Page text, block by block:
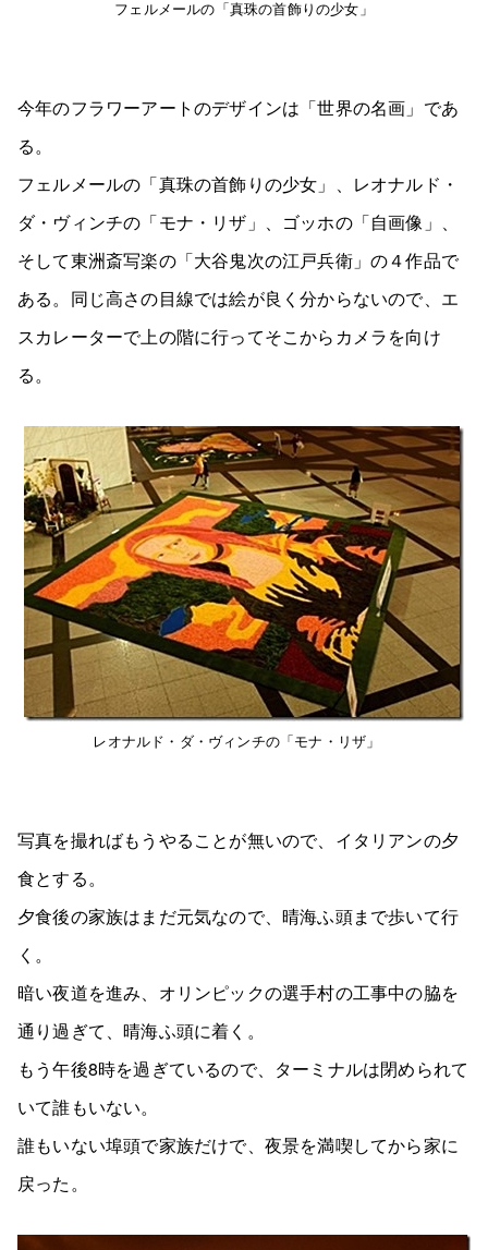
フェルメールの「真珠の首飾りの少女」
今年のフラワーアートのデザインは「世界の名画」であ
る。
フェルメールの「真珠の首飾りの少女」、レオナルド・
ダ・ヴィンチの「モナ・リザ」、ゴッホの「自画像」、
そして東洲斎写楽の「大谷鬼次の江戸兵衛」の４作品で
ある。同じ高さの目線では絵が良く分からないので、エ
スカレーターで上の階に行ってそこからカメラを向け
る。
レオナルド・ダ・ヴィンチの「モナ・リザ」
写真を撮ればもうやることが無いので、イタリアンの夕
食とする。
夕食後の家族はまだ元気なので、晴海ふ頭まで歩いて行
く。
暗い夜道を進み、オリンピックの選手村の工事中の脇を
通り過ぎて、晴海ふ頭に着く。
もう午後8時を過ぎているので、ターミナルは閉められて
いて誰もいない。
誰もいない埠頭で家族だけで、夜景を満喫してから家に
戻った。